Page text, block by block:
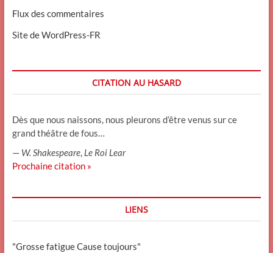
Flux des commentaires
Site de WordPress-FR
CITATION AU HASARD
Dès que nous naissons, nous pleurons d’être venus sur ce
grand théâtre de fous…
— W. Shakespeare, Le Roi Lear
Prochaine citation »
LIENS
"Grosse fatigue Cause toujours"